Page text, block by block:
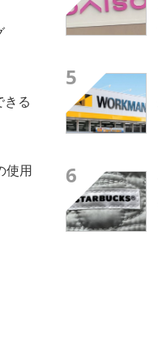
きる
使用
5
6